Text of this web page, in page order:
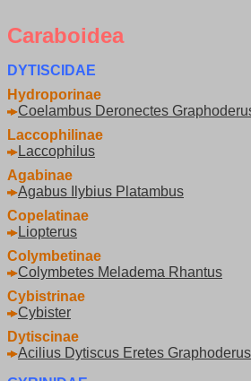
Caraboidea
DYTISCIDAE
Hydroporinae
Coelambus Deronectes
Laccophilinae
Laccophilus
Agabinae
Agabus Ilybius Platambus
Copelatinae
Liopterus
Colymbetinae
Colymbetes Meladema Rhantus
Cybistrinae
Cybister
Dytiscinae
Acilius Dytiscus Eretes